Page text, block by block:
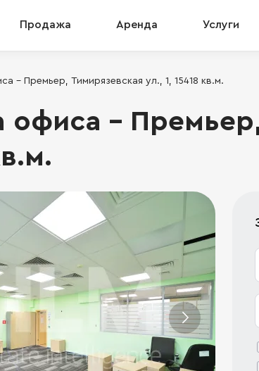
Продажа Аренда Услуги
- Премьер, Тимирязевская ул., 1, 15418 кв.м.
офиса -